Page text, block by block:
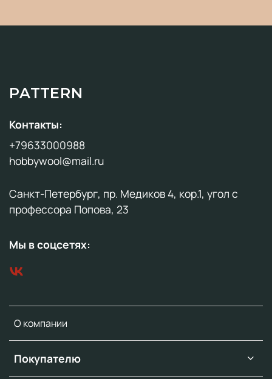
PATTERN
О компании
Покупателю
Контакты:
+79633000988
hobbywool@mail.ru
Санкт-Петербург, пр. Медиков 4, кор.1, угол с
профессора Попова, 23
Мы в соцсетях: